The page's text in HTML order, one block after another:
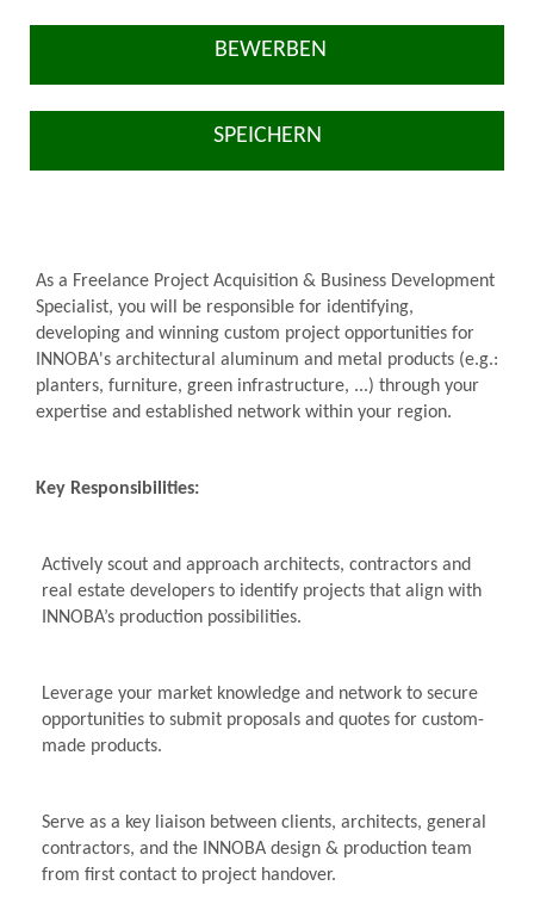
BEWERBEN
SPEICHERN
As a Freelance Project Acquisition & Business Development
Specialist, you will be responsible for identifying,
developing and winning custom project opportunities for
INNOBA's architectural aluminum and metal products (e.g.:
planters, furniture, green infrastructure, ...) through your
expertise and established network within your region.
Key Responsibilities:
Actively scout and approach architects, contractors and
real estate developers to identify projects that align with
INNOBA’s production possibilities.
Leverage your market knowledge and network to secure
opportunities to submit proposals and quotes for custom-
made products.
Serve as a key liaison between clients, architects, general
contractors, and the INNOBA design & production team
from first contact to project handover.